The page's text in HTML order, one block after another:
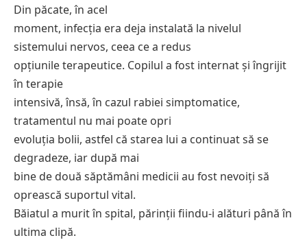
Din păcate, în acel
moment, infecția era deja instalată la nivelul
sistemului nervos, ceea ce a redus
opțiunile terapeutice. Copilul a fost internat și îngrijit
în terapie
intensivă, însă, în cazul rabiei simptomatice,
tratamentul nu mai poate opri
evoluția bolii, astfel că starea lui a continuat să se
degradeze, iar după mai
bine de două săptămâni medicii au fost nevoiți să
oprească suportul vital.
Băiatul a murit în spital, părinții fiindu-i alături până în
ultima clipă.